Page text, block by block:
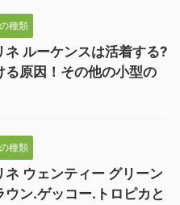
種類
ネ ルーケンスは活着する?
る原因！その他の小型の
種類
ネ ウェンティー グリーン
ウン.ゲッコー.トロピカと